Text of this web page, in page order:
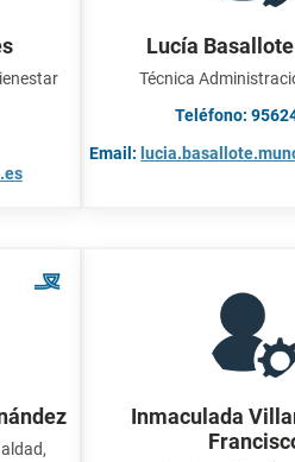
Lucía
Técnica
Teléfono:
Email:
Inmaculada